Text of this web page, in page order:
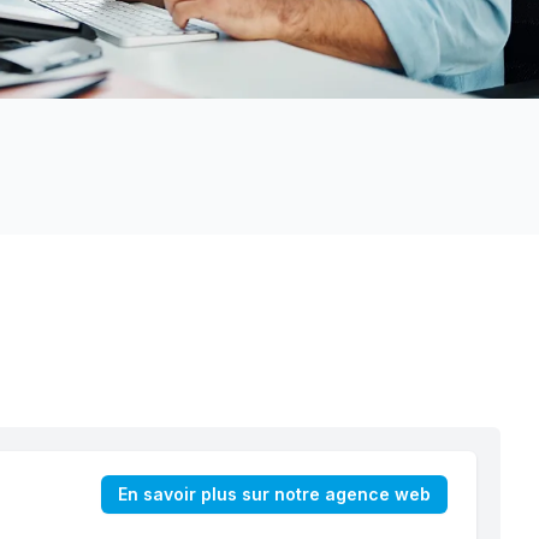
En savoir plus sur notre agence web